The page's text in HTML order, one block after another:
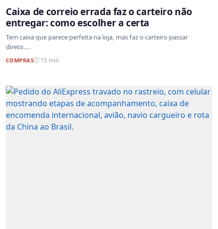
Caixa de correio errada faz o carteiro não
entregar: como escolher a certa
Tem caixa que parece perfeita na loja, mas faz o carteiro passar
direto....
COMPRAS 15 min